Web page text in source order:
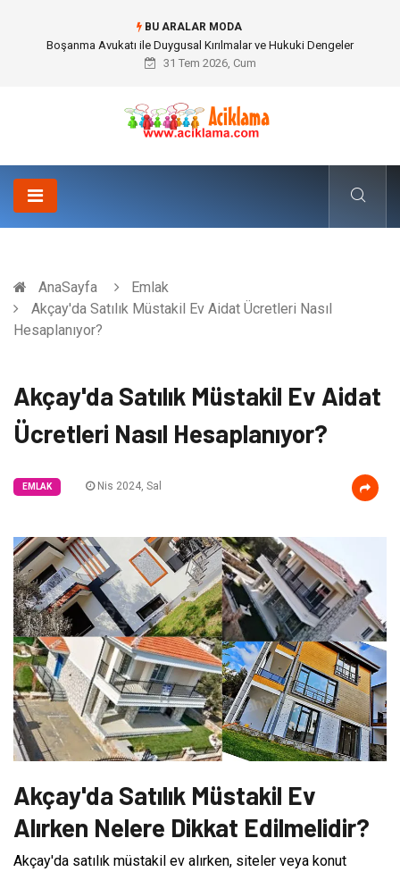
BU ARALAR MODA
Ataşehir Gitar Dersi Ve Çocuk Gelişiminde Müziğin Sihirli Dokunuşu
31 Tem 2026, Cum
AnaSayfa
Emlak
Akçay'da Satılık Müstakil Ev Aidat Ücretleri Nasıl
Hesaplanıyor?
Akçay'da Satılık Müstakil Ev Aidat
Ücretleri Nasıl Hesaplanıyor?
EMLAK Nis 2024, Sal
Akçay'da Satılık Müstakil Ev
Alırken Nelere Dikkat Edilmelidir?
Akçay'da satılık müstakil ev alırken, siteler veya konut